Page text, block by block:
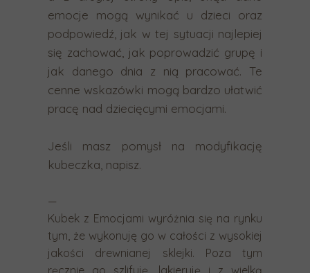
emocje mogą wynikać u dzieci oraz
podpowiedź, jak w tej sytuacji najlepiej
się zachować, jak poprowadzić grupę i
jak danego dnia z nią pracować. Te
cenne wskazówki mogą bardzo ułatwić
pracę nad dziecięcymi emocjami.
Jeśli masz pomysł na modyfikację
kubeczka, napisz.
—
Kubek z Emocjami wyróżnia się na rynku
tym, że wykonuję go w całości z wysokiej
jakości drewnianej sklejki. Poza tym
ręcznie go szlifuję, lakieruję i z wielką